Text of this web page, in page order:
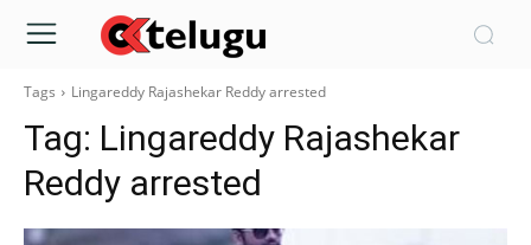
Tags Lingareddy Rajashekar Reddy arrested
Tag: Lingareddy Rajashekar
Reddy arrested